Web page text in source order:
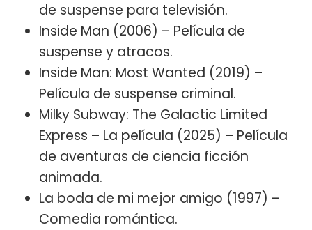
de suspense para televisión.
Inside Man (2006) – Película de
suspense y atracos.
Inside Man: Most Wanted (2019) –
Película de suspense criminal.
Milky Subway: The Galactic Limited
Express – La película (2025) – Película
de aventuras de ciencia ficción
animada.
La boda de mi mejor amigo (1997) –
Comedia romántica.